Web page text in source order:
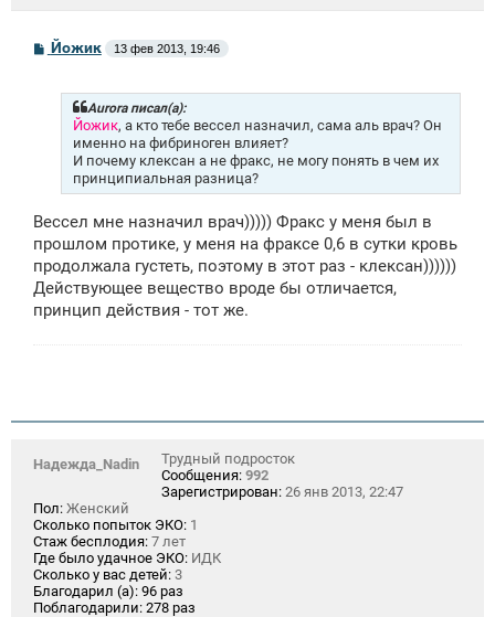
С
о
Йожик 13 фев 2013, 19:46
Aurora писал(а):
Йожик, а кто тебе вессел назначил, сама аль врач? Он
именно на фибриноген влияет?
И почему клексан а не фракс, не могу понять в чем их
принципиальная разница?
Вессел мне назначил врач))))) Фракс у меня был в
прошлом протике, у меня на фраксе 0,6 в сутки кровь
продолжала густеть, поэтому в этот раз - клексан))))))
Действующее вещество вроде бы отличается,
принцип действия - тот же.
Надежда_Nadin
Трудный подросток
Сообщения: 992
Зарегистрирован: 26 янв 2013, 22:47
Пол: Женский
Сколько попыток ЭКО: 1
Стаж бесплодия: 7 лет
Где было удачное ЭКО: ИДК
Сколько у вас детей: 3
Благодарил (а): 96 раз
Поблагодарили: 278 раз